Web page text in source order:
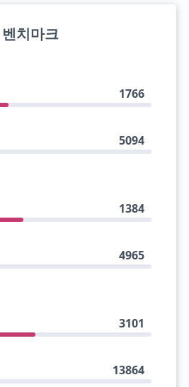
벤치마크
1766
5094
1384
4965
3101
13864